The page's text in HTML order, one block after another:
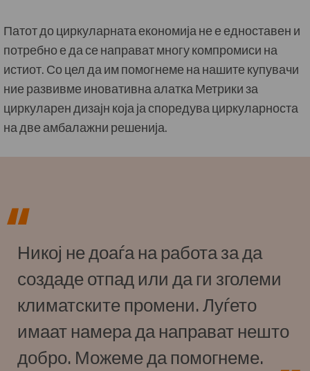
Патот до циркуларната економија не е едноставен и
потребно е да се направат многу компромиси на
истиот. Со цел да им помогнеме на нашите купувачи
ние развивме иновативна алатка Метрики за
циркуларен дизајн која ја споредува циркуларноста
на две амбалажни решенија.
Никој не доаѓа на работа за да
создаде отпад или да ги зголеми
климатските промени. Луѓето
имаат намера да направат нешто
добро. Можеме да помогнеме.